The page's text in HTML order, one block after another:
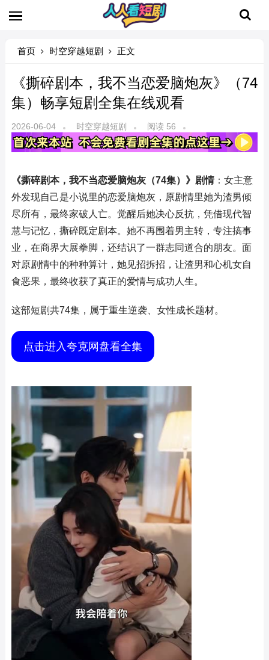
首页 时空穿越短剧 正文
《撕碎剧本，我不当恋爱脑炮灰》（74
集）畅享短剧全集在线观看
2026-06-04 时空穿越短剧 阅读 56
《撕碎剧本，我不当恋爱脑炮灰（74集）》剧情：女主意
外发现自己是小说里的恋爱脑炮灰，原剧情里她为渣男倾
尽所有，最终家破人亡。觉醒后她决心反抗，凭借现代智
慧与记忆，撕碎既定剧本。她不再围着男主转，专注搞事
业，在商界大展拳脚，还结识了一群志同道合的朋友。面
对原剧情中的种种算计，她见招拆招，让渣男和心机女自
食恶果，最终收获了真正的爱情与成功人生。
这部短剧共74集，属于重生逆袭、女性成长题材。
点击进入夸克网盘看全集